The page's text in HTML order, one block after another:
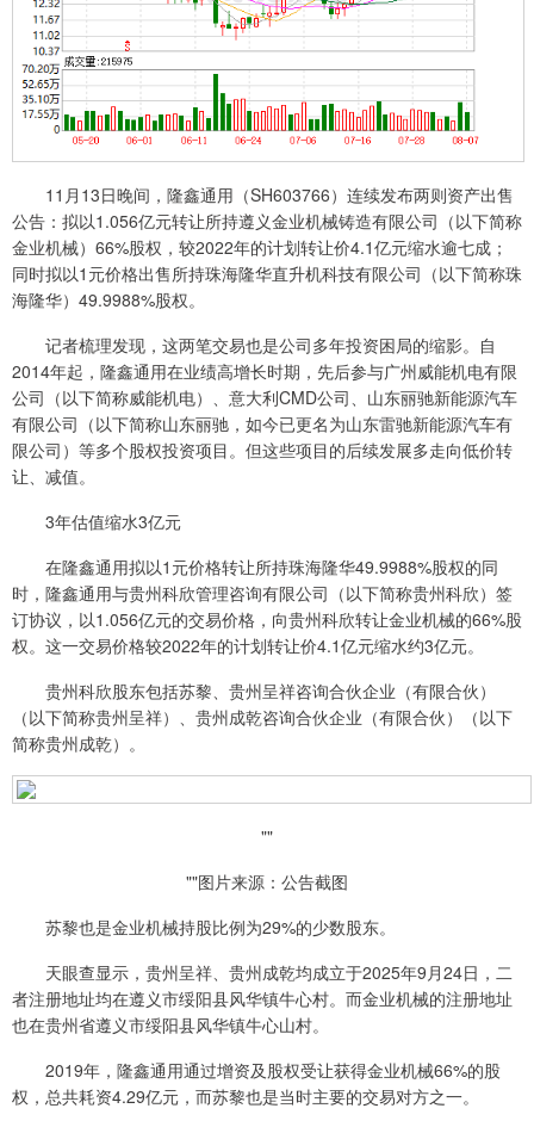
11月13日晚间，隆鑫通用（SH603766）连续发布两则资产出售
公告：拟以1.056亿元转让所持遵义金业机械铸造有限公司（以下简称
金业机械）66%股权，较2022年的计划转让价4.1亿元缩水逾七成；
同时拟以1元价格出售所持珠海隆华直升机科技有限公司（以下简称珠
海隆华）49.9988%股权。
记者梳理发现，这两笔交易也是公司多年投资困局的缩影。自
2014年起，隆鑫通用在业绩高增长时期，先后参与广州威能机电有限
公司（以下简称威能机电）、意大利CMD公司、山东丽驰新能源汽车
有限公司（以下简称山东丽驰，如今已更名为山东雷驰新能源汽车有
限公司）等多个股权投资项目。但这些项目的后续发展多走向低价转
让、减值。
3年估值缩水3亿元
在隆鑫通用拟以1元价格转让所持珠海隆华49.9988%股权的同
时，隆鑫通用与贵州科欣管理咨询有限公司（以下简称贵州科欣）签
订协议，以1.056亿元的交易价格，向贵州科欣转让金业机械的66%股
权。这一交易价格较2022年的计划转让价4.1亿元缩水约3亿元。
贵州科欣股东包括苏黎、贵州呈祥咨询合伙企业（有限合伙）
（以下简称贵州呈祥）、贵州成乾咨询合伙企业（有限合伙）（以下
简称贵州成乾）。
""
""图片来源：公告截图
苏黎也是金业机械持股比例为29%的少数股东。
天眼查显示，贵州呈祥、贵州成乾均成立于2025年9月24日，二
者注册地址均在遵义市绥阳县风华镇牛心村。而金业机械的注册地址
也在贵州省遵义市绥阳县风华镇牛心山村。
2019年，隆鑫通用通过增资及股权受让获得金业机械66%的股
权，总共耗资4.29亿元，而苏黎也是当时主要的交易对方之一。